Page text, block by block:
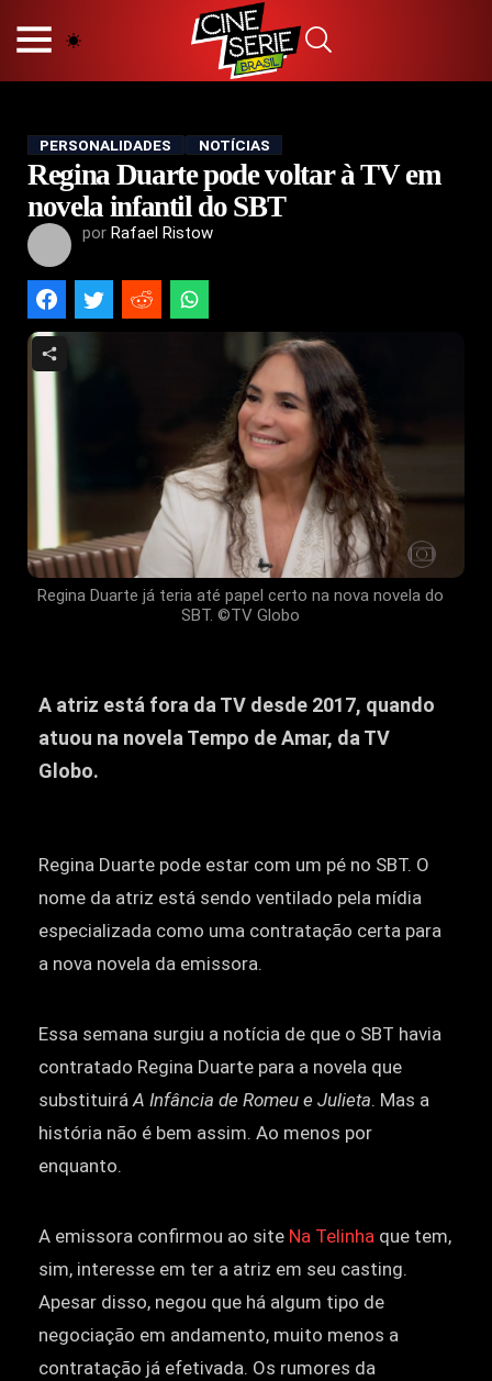
POLÍTICA DE PRIVACIDADE
TERMOS E CONDIÇÕES
CONTATO
Hot
Popular
Tendência
PERSONALIDADES NOTÍCIAS
Regina Duarte pode voltar à TV em
novela infantil do SBT
por Rafael Ristow
Regina Duarte já teria até papel certo na nova novela do
SBT. ©TV Globo
A atriz está fora da TV desde 2017, quando
atuou na novela Tempo de Amar, da TV
Globo.
Regina Duarte pode estar com um pé no SBT. O
nome da atriz está sendo ventilado pela mídia
especializada como uma contratação certa para
a nova novela da emissora.
Essa semana surgiu a notícia de que o SBT havia
contratado Regina Duarte para a novela que
substituiráA Infância de Romeu e Julieta. Mas a
história não é bem assim. Ao menos por
enquanto.
A emissora confirmou ao site Na Telinha que tem,
sim, interesse em ter a atriz em seu casting.
Apesar disso, negou que há algum tipo de
negociação em andamento, muito menos a
contratação já efetivada. Os rumores da